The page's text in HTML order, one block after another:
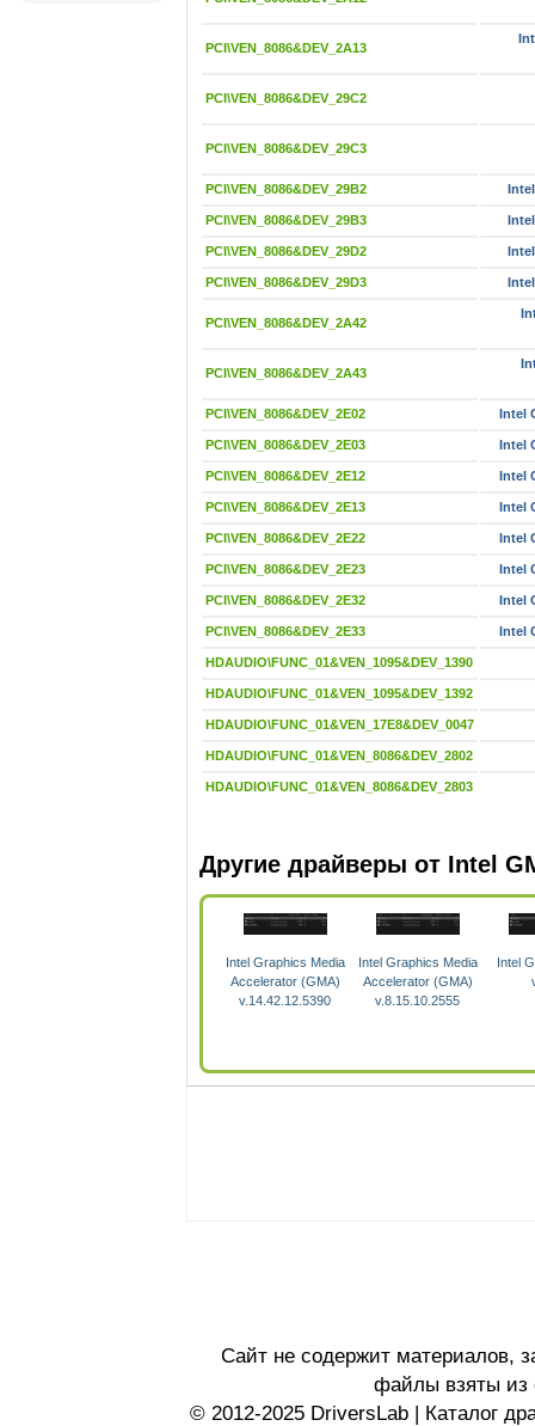
PCI\VEN_8086&DEV_2A13
PCI\VEN_8086&DEV_29C2
PCI\VEN_8086&DEV_29C3
PCI\VEN_8086&DEV_29B2
PCI\VEN_8086&DEV_29B3
PCI\VEN_8086&DEV_29D2
PCI\VEN_8086&DEV_29D3
PCI\VEN_8086&DEV_2A42
PCI\VEN_8086&DEV_2A43
PCI\VEN_8086&DEV_2E02 Intel
PCI\VEN_8086&DEV_2E03 Intel
PCI\VEN_8086&DEV_2E12 Intel
PCI\VEN_8086&DEV_2E13 Intel
PCI\VEN_8086&DEV_2E22 Intel
PCI\VEN_8086&DEV_2E23 Intel
PCI\VEN_8086&DEV_2E32 Intel
PCI\VEN_8086&DEV_2E33 Intel
HDAUDIO\FUNC_01&VEN_1095&DEV_1390
HDAUDIO\FUNC_01&VEN_1095&DEV_1392
HDAUDIO\FUNC_01&VEN_17E8&DEV_0047
HDAUDIO\FUNC_01&VEN_8086&DEV_2802
HDAUDIO\FUNC_01&VEN_8086&DEV_2803
Другие драйверы от Intel
Intel Graphics Media
Accelerator (GMA)
v.14.42.12.5390
Intel Graphics Media
Accelerator (GMA)
v.8.15.10.2555
Intel
Сайт не содержит материалов,
файлы взяты из
© 2012-2025 DriversLab | Каталог